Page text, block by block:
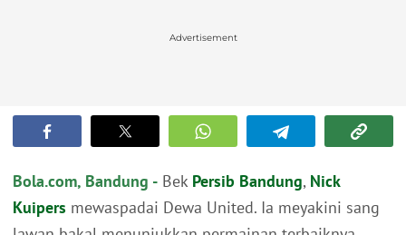
Advertisement
Bola.com, Bandung - Bek Persib Bandung, Nick
Kuipers mewaspadai Dewa United. Ia meyakini sang